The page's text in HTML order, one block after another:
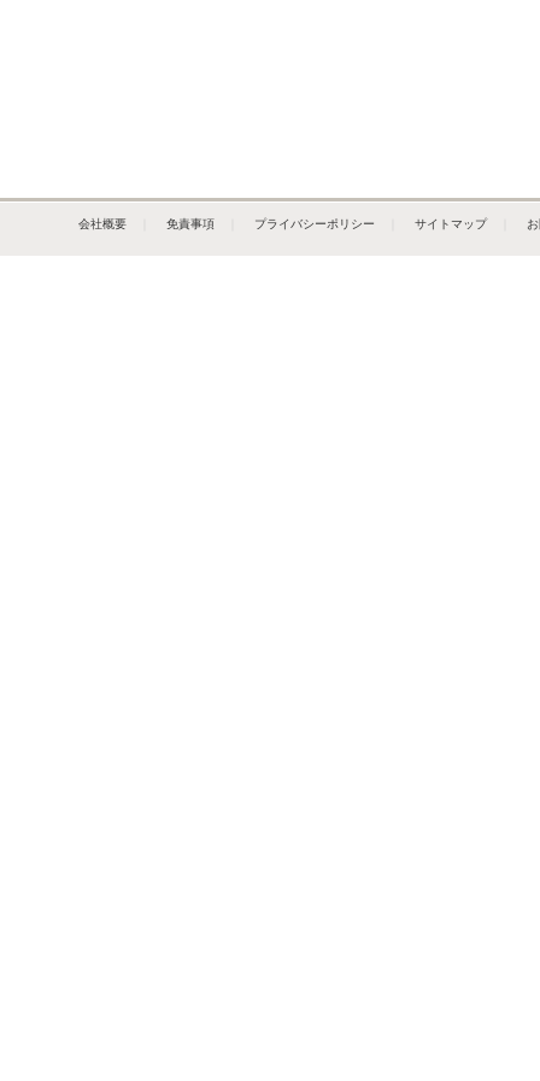
会社概要 免責事項 プライバシーポリシー サイトマップ｜